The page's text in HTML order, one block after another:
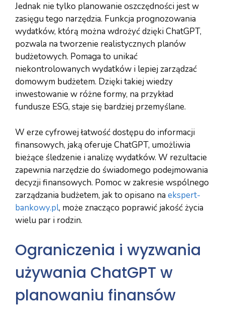
Jednak nie tylko planowanie oszczędności jest w
zasięgu tego narzędzia. Funkcja prognozowania
wydatków, którą można wdrożyć dzięki ChatGPT,
pozwala na tworzenie realistycznych planów
budżetowych. Pomaga to unikać
niekontrolowanych wydatków i lepiej zarządzać
domowym budżetem. Dzięki takiej wiedzy
inwestowanie w różne formy, na przykład
fundusze ESG, staje się bardziej przemyślane.
W erze cyfrowej łatwość dostępu do informacji
finansowych, jaką oferuje ChatGPT, umożliwia
bieżące śledzenie i analizę wydatków. W rezultacie
zapewnia narzędzie do świadomego podejmowania
decyzji finansowych. Pomoc w zakresie wspólnego
zarządzania budżetem, jak to opisano na ekspert-
bankowy.pl, może znacząco poprawić jakość życia
wielu par i rodzin.
Ograniczenia i wyzwania
używania ChatGPT w
planowaniu finansów